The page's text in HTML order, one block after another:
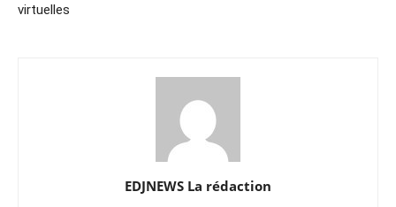
virtuelles
EDJNEWS La rédaction